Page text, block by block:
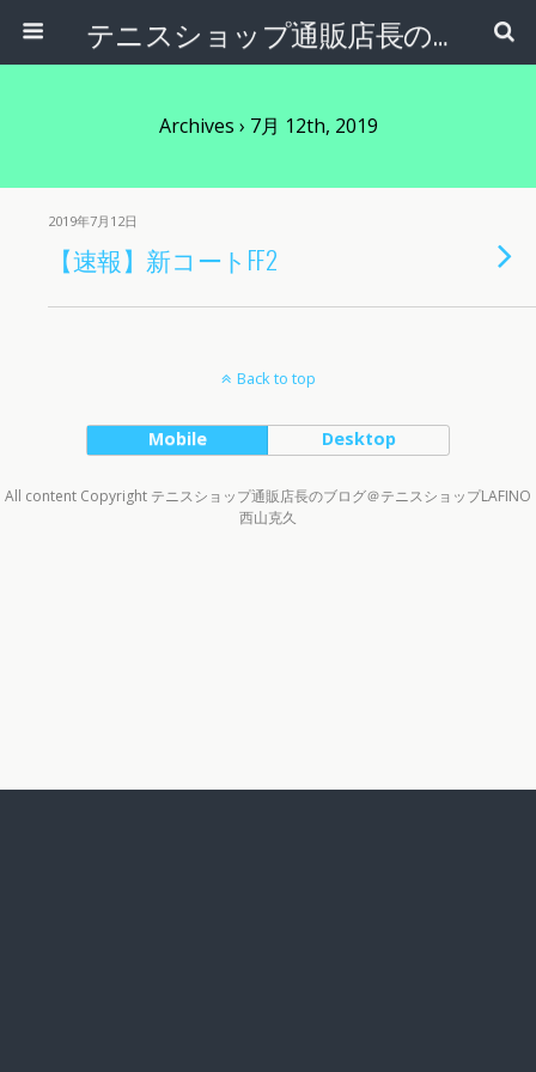
テニスショップ通販店長のブログ＠テニスショップLAFINO 西山克久
Archives › 7月 12th, 2019
2019年7月12日
【速報】新コートFF2
Back to top
Mobile Desktop
All content Copyright テニスショップ通販店長のブログ＠テニスショップLAFINO
西山克久